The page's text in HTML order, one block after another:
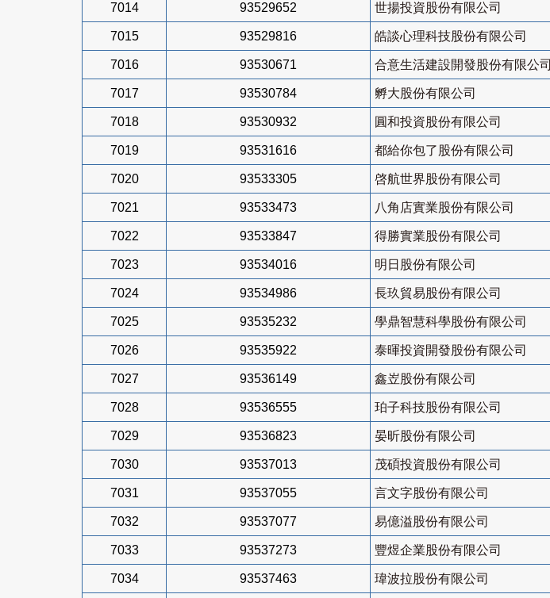
7014 93529652 世揚投資股份有限公司
7015 93529816 皓談心理科技股份有限公司
7016 93530671 合意生活建設開發股份有限公司
7017 93530784 孵大股份有限公司
7018 93530932 圓和投資股份有限公司
7019 93531616 都給你包了股份有限公司
7020 93533305 啓航世界股份有限公司
7021 93533473 八角店實業股份有限公司
7022 93533847 得勝實業股份有限公司
7023 93534016 明日股份有限公司
7024 93534986 長玖貿易股份有限公司
7025 93535232 學鼎智慧科學股份有限公司
7026 93535922 泰暉投資開發股份有限公司
7027 93536149 鑫岦股份有限公司
7028 93536555 珀子科技股份有限公司
7029 93536823 晏昕股份有限公司
7030 93537013 茂碩投資股份有限公司
7031 93537055 言文字股份有限公司
7032 93537077 易億溢股份有限公司
7033 93537273 豐煜企業股份有限公司
7034 93537463 瑋波拉股份有限公司